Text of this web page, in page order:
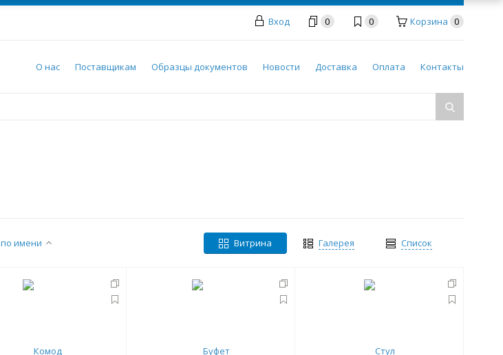
Вход 0 0 Корзина 0
О нас Поставщикам Образцы документов Новости Доставка Оплата Контакты
Список
Галерея
Витрина
по имени